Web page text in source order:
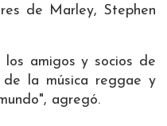
de Marley, Stephen
amigos y socios de
la música reggae y
agregó.